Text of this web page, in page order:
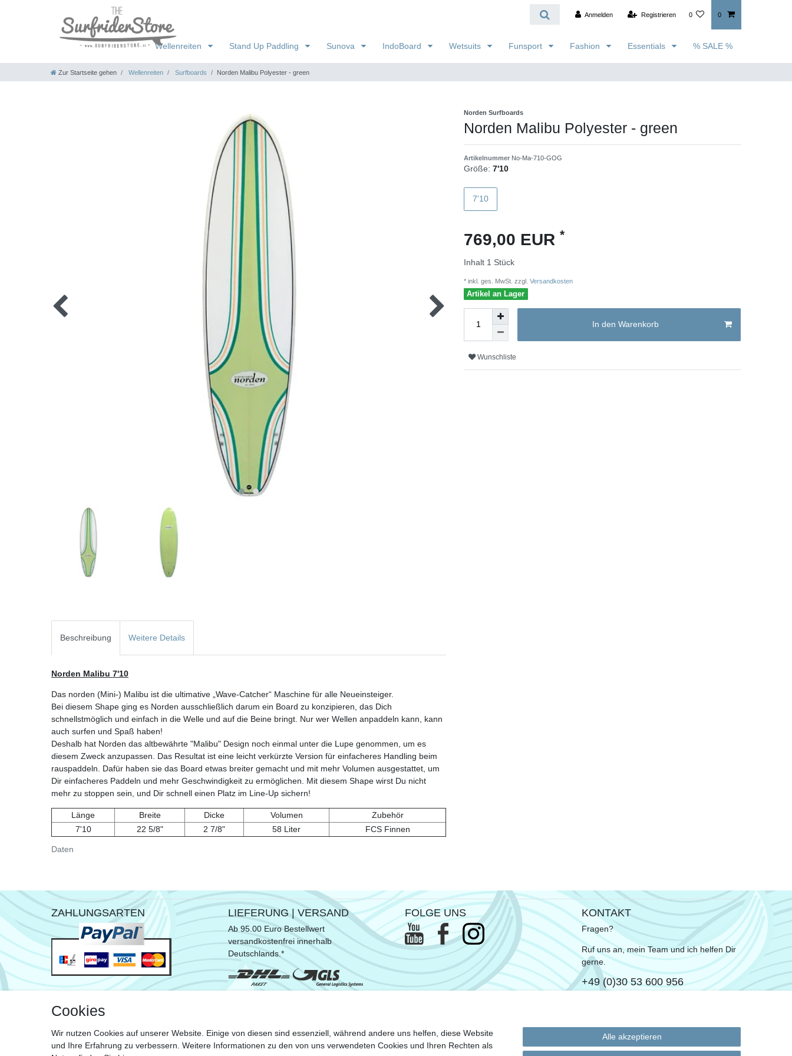
Anmelden Registrieren 0 0
Wellenreiten Stand Up Paddling Sunova IndoBoard Wetsuits Funsport Fashion Essentials % SALE %
Zur Startseite gehen Wellenreiten Surfboards Norden Malibu Polyester - green
Norden Surfboards
Norden Malibu Polyester - green
Artikelnummer No-Ma-710-GOG
Größe: 7'10
7'10
769,00 EUR *
Inhalt 1 Stück
* inkl. ges. MwSt. zzgl. Versandkosten
Artikel an Lager
In den Warenkorb
Wunschliste
Beschreibung Weitere Details
Norden Malibu 7'10
Das norden (Mini-) Malibu ist die ultimative „Wave-Catcher“ Maschine für alle Neueinsteiger.
Bei diesem Shape ging es Norden ausschließlich darum ein Board zu konzipieren, das Dich
schnellstmöglich und einfach in die Welle und auf die Beine bringt. Nur wer Wellen anpaddeln kann, kann
auch surfen und Spaß haben!
Deshalb hat Norden das altbewährte "Malibu" Design noch einmal unter die Lupe genommen, um es
diesem Zweck anzupassen. Das Resultat ist eine leicht verkürzte Version für einfacheres Handling beim
rauspaddeln. Dafür haben sie das Board etwas breiter gemacht und mit mehr Volumen ausgestattet, um
Dir einfacheres Paddeln und mehr Geschwindigkeit zu ermöglichen. Mit diesem Shape wirst Du nicht
mehr zu stoppen sein, und Dir schnell einen Platz im Line-Up sichern!
Daten
Länge Breite Dicke Volumen
Zubehör
7'10
22 5/8" 2 7/8" 58 Liter FCS Finnen
ZAHLUNGSARTEN LIEFERUNG | VERSAND
Ab 95.00 Euro Bestellwert
versandkostenfrei innerhalb
Deutschlands.*
Zu den Versandkosten
FOLGE UNS KONTAKT
Fragen?
Ruf uns an, mein Team und ich helfen Dir
gerne.
+49 (0)30 53 600 956
Schreib uns eine E-Mail
Cookies
Wir nutzen Cookies auf unserer Website. Einige von diesen sind essenziell, während andere uns helfen, diese Website
und Ihre Erfahrung zu verbessern. Weitere Informationen zu den von uns verwendeten Cookies und Ihren Rechten als
Alle akzeptieren